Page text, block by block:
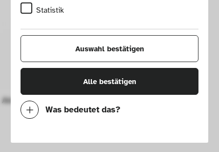
Statistik
Auswahl bestätigen
Alle bestätigen
Was bedeutet das?
Mit diesen Cookies können wir durch
Akkuschrauber IXO 6